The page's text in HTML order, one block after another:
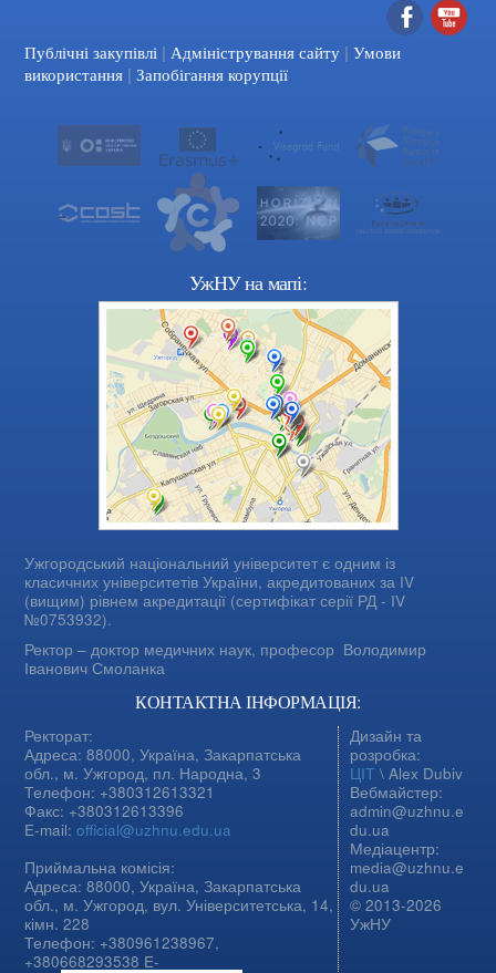
Facebook
Публічні закупівлі | Адміністрування сайту | Умови
використання | Запобігання корупції
УжНУ на мапі:
Ужгородський національний університет є одним із
класичних університетів України, акредитованих за IV
(вищим) рівнем акредитації (сертифікат серії РД - IV
№0753932).
Ректор – доктор медичних наук, професор Володимир
Іванович Смоланка
КОНТАКТНА ІНФОРМАЦІЯ:
Ректорат:
Адреса: 88000, Україна, Закарпатська
обл., м. Ужгород, пл. Народна, 3
Телефон: +380312613321
Факс: +380312613396
E-mail:official@uzhnu.edu.ua
Приймальна комісія:
Адреса: 88000, Україна, Закарпатська
обл., м. Ужгород, вул. Університетська, 14,
кімн. 228
Телефон: +380961238967,
+380668293538 E-
Дизайн та
розробка:
ЦІТ \ Alex Dubiv
Вебмайстер:
admin@uzhnu.e
du.ua
Медіацентр:
media@uzhnu.e
du.ua
© 2013-2026
УжНУ